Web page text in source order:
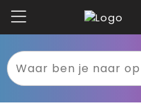
Textiel
Kariban